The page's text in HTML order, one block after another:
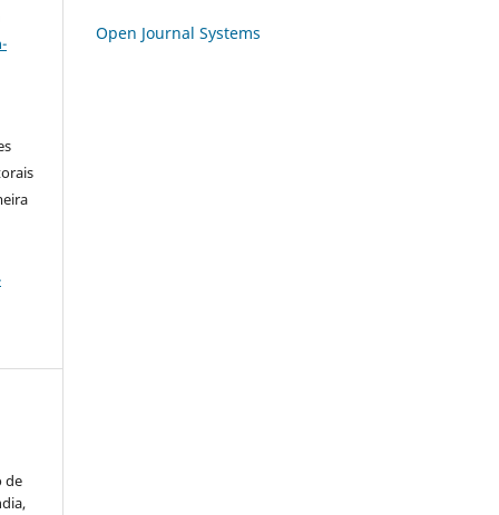
de
Open Journal Systems